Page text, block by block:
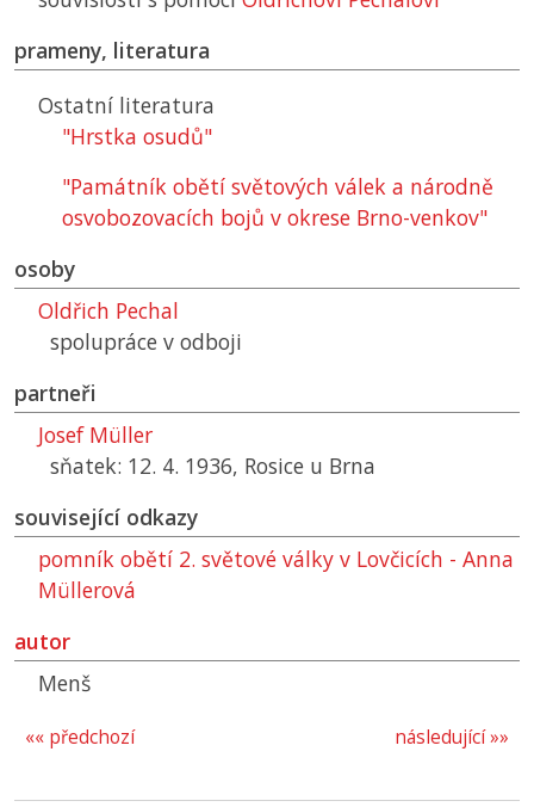
prameny, literatura
Ostatní literatura
"Hrstka osudů"
"Památník obětí světových válek a národně
osvobozovacích bojů v okrese Brno-venkov"
osoby
Oldřich Pechal
spolupráce v odboji
partneři
Josef Müller
sňatek: 12. 4. 1936, Rosice u Brna
související odkazy
pomník obětí 2. světové války v Lovčicích - Anna
Müllerová
autor
Menš
následující »»
«« předchozí